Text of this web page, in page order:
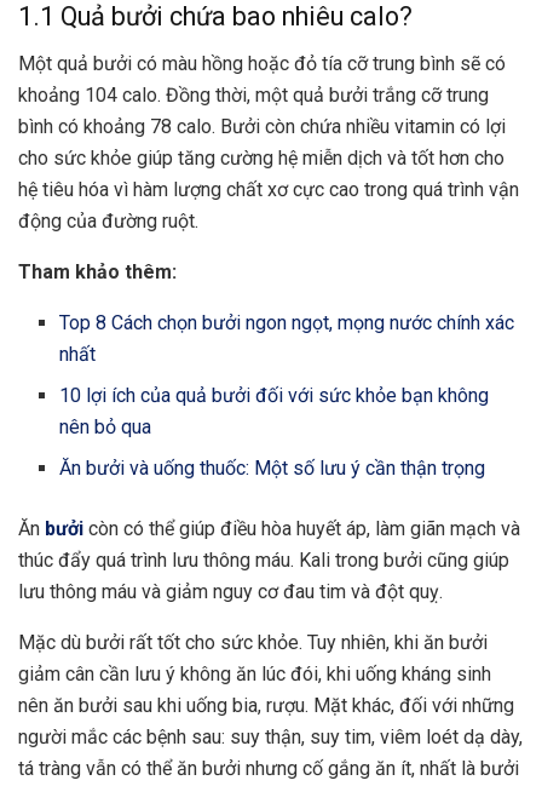
1.1 Quả bưởi chứa bao nhiêu calo?
Một quả bưởi có màu hồng hoặc đỏ tía cỡ trung bình sẽ có
khoảng 104 calo. Đồng thời, một quả bưởi trắng cỡ trung
bình có khoảng 78 calo. Bưởi còn chứa nhiều vitamin có lợi
cho sức khỏe giúp tăng cường hệ miễn dịch và tốt hơn cho
hệ tiêu hóa vì hàm lượng chất xơ cực cao trong quá trình vận
động của đường ruột.
Tham khảo thêm:
Top 8 Cách chọn bưởi ngon ngọt, mọng nước chính xác
nhất
10 lợi ích của quả bưởi đối với sức khỏe bạn không
nên bỏ qua
Ăn bưởi và uống thuốc: Một số lưu ý cần thận trọng
Ăn bưởi còn có thể giúp điều hòa huyết áp, làm giãn mạch và
thúc đẩy quá trình lưu thông máu. Kali trong bưởi cũng giúp
lưu thông máu và giảm nguy cơ đau tim và đột quỵ.
Mặc dù bưởi rất tốt cho sức khỏe. Tuy nhiên, khi ăn bưởi
giảm cân cần lưu ý không ăn lúc đói, khi uống kháng sinh
nên ăn bưởi sau khi uống bia, rượu. Mặt khác, đối với những
người mắc các bệnh sau: suy thận, suy tim, viêm loét dạ dày,
tá tràng vẫn có thể ăn bưởi nhưng cố gắng ăn ít, nhất là bưởi